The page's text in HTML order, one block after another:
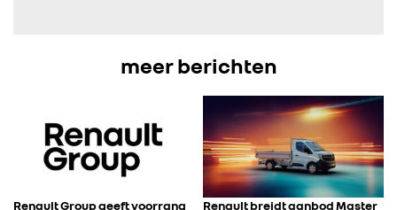
meer berichten
Renault Group geeft voorrang
Renault breidt aanbod Master